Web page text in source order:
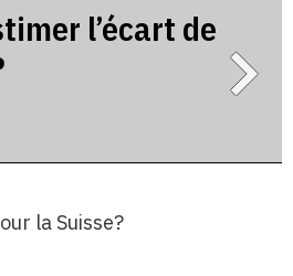
l’écart de